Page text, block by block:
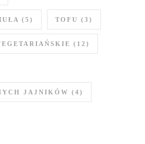
(5) TOFU (3)
(12)
JAJNIKÓW (4)